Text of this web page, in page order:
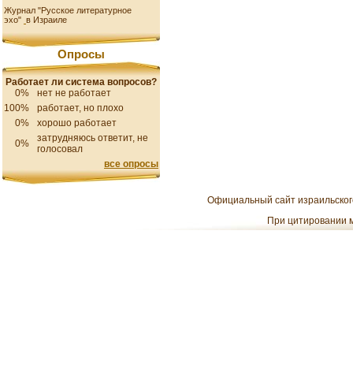
Журнал "Русское литературное
эхо" в Израиле
Опросы
Работает ли система вопросов?
0%
нет не работает
100%
работает, но плохо
0%
хорошо работает
0%
затрудняюсь ответит, не
голосовал
все опросы
Официальный сайт
При цитировании